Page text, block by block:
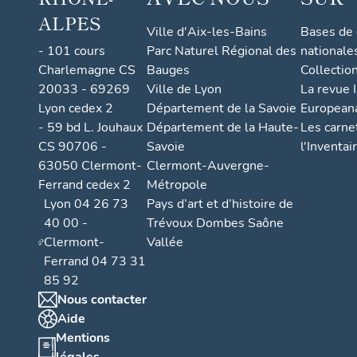
ALPES
- 101 cours
Charlemagne CS
20033 - 69269
Lyon cedex 2
- 59 bd L. Jouhaux
CS 90706 -
63050 Clermont-
Ferrand cedex 2
Lyon 04 26 73
40 00 -
Clermont-
Ferrand 04 73 31
85 92
Nous contacter
Aide
Mentions
Ville d'Aix-les-Bains
Parc Naturel Régional des
Bauges
Ville de Lyon
Département de la Savoie
Département de la Haute-
Savoie
Clermont-Auvergne-
Métropole
Pays d’art et d’histoire de
Trévoux Dombes Saône
Vallée
Bases
La revue
Les